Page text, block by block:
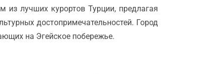
лучших курортов Турции, предлагая
достопримечательностей. Город
на Эгейское побережье.